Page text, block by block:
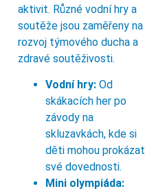
aktivit. Různé vodní hry a
soutěže jsou zaměřeny na
rozvoj týmového ducha a
zdravé soutěživosti.
Vodní hry: Od
skákacích her po
závody na
skluzavkách, kde si
děti mohou prokázat
své dovednosti.
Mini olympiáda: